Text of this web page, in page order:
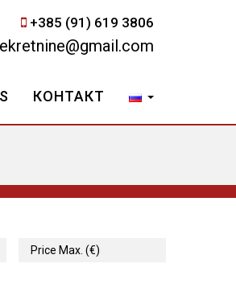
+385 (91) 619 3806
КОНТАКТ